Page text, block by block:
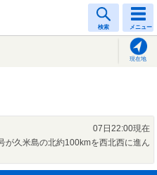
検索 メニュー
現在地
07日22:00現在
が久米島の北約100kmを西北西に進ん